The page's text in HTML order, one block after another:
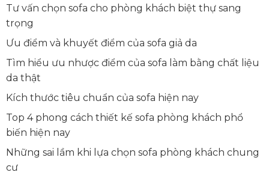
Tư vấn chọn sofa cho phòng khách biệt thự sang
trọng
Ưu điểm và khuyết điểm của sofa giả da
Tìm hiểu ưu nhược điểm của sofa làm bằng chất liệu
da thật
Kích thước tiêu chuẩn của sofa hiện nay
Top 4 phong cách thiết kế sofa phòng khách phổ
biến hiện nay
Những sai lầm khi lựa chọn sofa phòng khách chung
cư